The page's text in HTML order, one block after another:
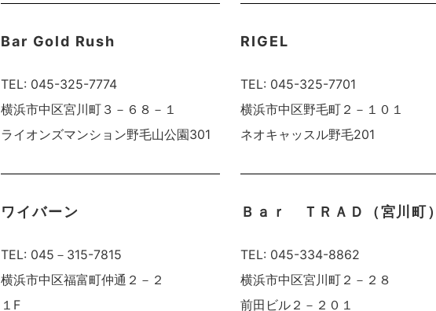
Bar Gold Rush
TEL: 045-325-7774
横浜市中区宮川町３－６８－１
ライオンズマンション野毛山公園301
RIGEL
TEL: 045-325-7701
横浜市中区野毛町２－１０１
ネオキャッスル野毛201
ワイバーン
TEL: 045－315-7815
横浜市中区福富町仲通２－２
１F
Ｂａｒ ＴＲＡＤ（宮川町）
TEL: 045-334-8862
横浜市中区宮川町２－２８
前田ビル２－２０１